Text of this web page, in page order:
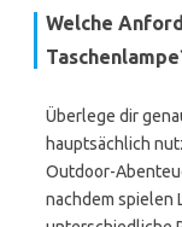
Welche
Überlege dir
hauptsächlich
Outdoor-
nachdem spielen